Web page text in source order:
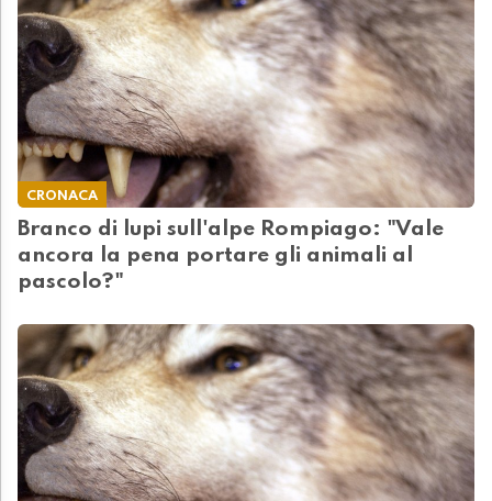
CRONACA
Branco di lupi sull'alpe Rompiago: "Vale
ancora la pena portare gli animali al
pascolo?"